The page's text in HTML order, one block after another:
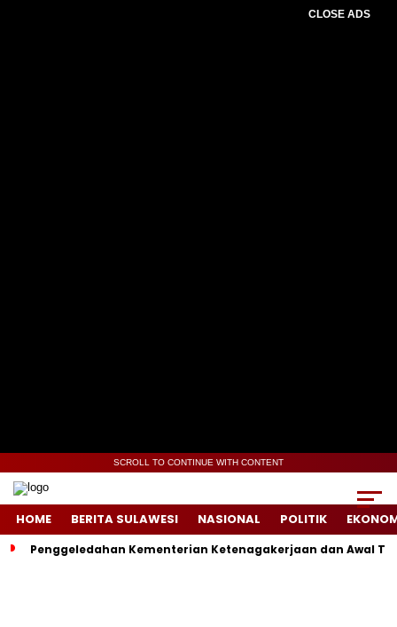
CLOSE ADS
SCROLL TO CONTINUE WITH CONTENT
HOME BERITA SULAWESI NASIONAL POLITIK
Penggeledahan Kementerian Ketenagakerjaan dan Awal